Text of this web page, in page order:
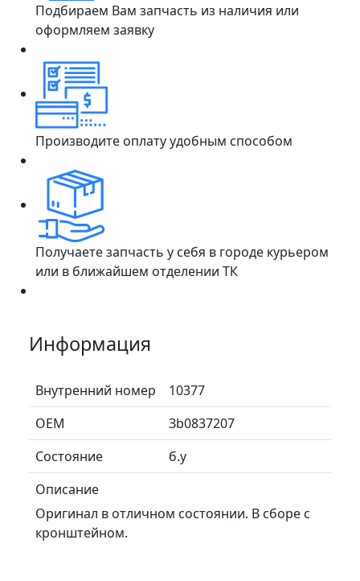
Подбираем Вам запчасть из наличия или
оформляем заявку
Производите оплату удобным способом
Получаете запчасть у себя в городе курьером
или в ближайшем отделении ТК
Информация
Внутренний номер
10377
ОЕМ
Зb0837207
Состояние
б.у
Описание
Оригинал в отличном состоянии. В сборе с
кронштейном.